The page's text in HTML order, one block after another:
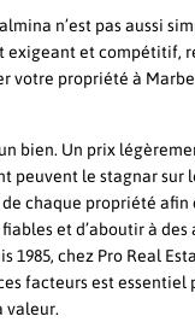
n’est pas aussi
exigeant et compétitif,
votre propriété à
bien. Un prix
peuvent le stagnar
chaque propriété afin
et d’aboutir à
chez Pro Real
facteurs est
valeur.